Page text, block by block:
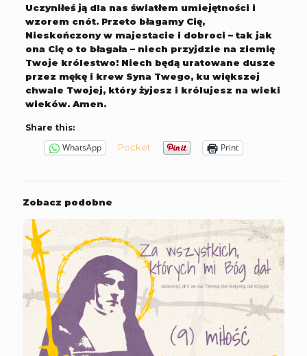
Uczyniłeś ją dla nas światłem umiejętności i
wzorem cnót. Przeto błagamy Cię,
Nieskończony w majestacie i dobroci – tak jak
ona Cię o to błagała – niech przyjdzie na ziemię
Twoje królestwo! Niech będą uratowane dusze
przez mękę i krew Syna Twego, ku większej
chwale Twojej, który żyjesz i królujesz na wieki
wieków. Amen.
Share this:
WhatsApp Pocket Print
Zobacz podobne